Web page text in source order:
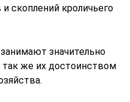
скоплений кроличьего
значительно
же их достоинством